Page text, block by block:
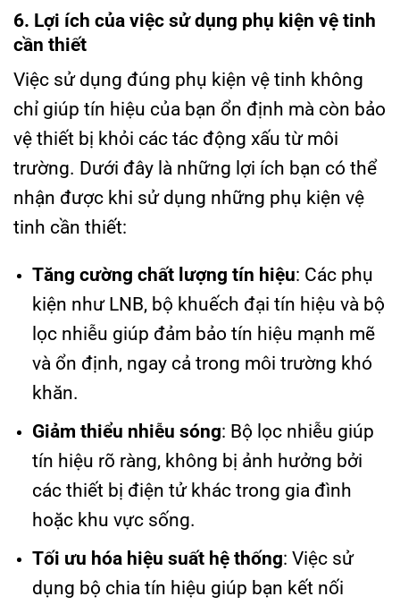
6. Lợi ích của việc sử dụng phụ kiện vệ tinh
cần thiết
Việc sử dụng đúng phụ kiện vệ tinh không
chỉ giúp tín hiệu của bạn ổn định mà còn bảo
vệ thiết bị khỏi các tác động xấu từ môi
trường. Dưới đây là những lợi ích bạn có thể
nhận được khi sử dụng những phụ kiện vệ
tinh cần thiết:
Tăng cường chất lượng tín hiệu: Các phụ
kiện như LNB, bộ khuếch đại tín hiệu và bộ
lọc nhiễu giúp đảm bảo tín hiệu mạnh mẽ
và ổn định, ngay cả trong môi trường khó
khăn.
Giảm thiểu nhiễu sóng: Bộ lọc nhiễu giúp
tín hiệu rõ ràng, không bị ảnh hưởng bởi
các thiết bị điện tử khác trong gia đình
hoặc khu vực sống.
Tối ưu hóa hiệu suất hệ thống: Việc sử
dụng bộ chia tín hiệu giúp bạn kết nối